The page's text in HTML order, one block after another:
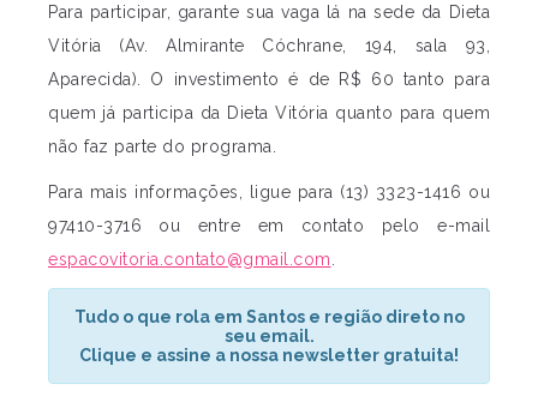
Para participar, garante sua vaga lá na sede da Dieta
Vitória (Av. Almirante Cóchrane, 194, sala 93,
Aparecida). O investimento é de R$ 60 tanto para
quem já participa da Dieta Vitória quanto para quem
não faz parte do programa.
Para mais informações, ligue para (13) 3323-1416 ou
97410-3716 ou entre em contato pelo e-mail
espacovitoria.contato@gmail.com
Tudo o que rola em Santos e região direto no
seu email.
Clique e assine a nossa newsletter gratuita!